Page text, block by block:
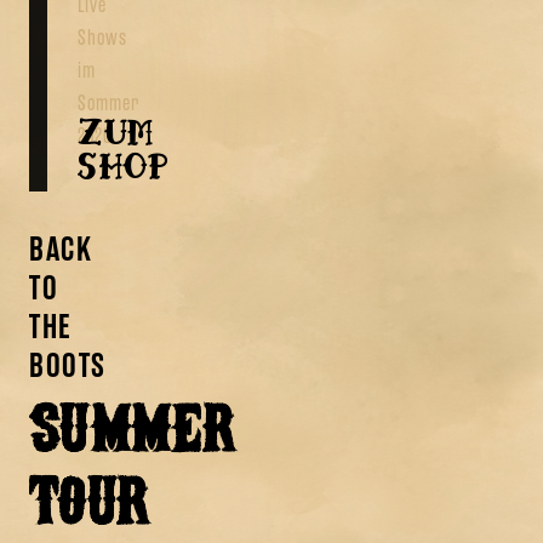
Live
Shows
im
Sommer
2026.
ZUM
SHOP
BACK
TO
THE
BOOTS
SUMMER
TOUR